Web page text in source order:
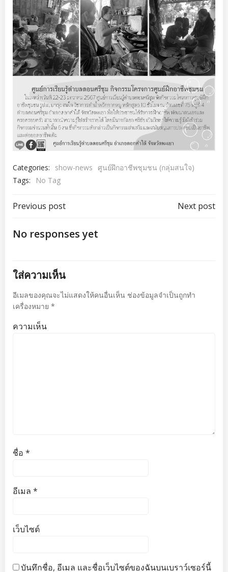
Categories: show-news ศูนย์ฝึกอาชีพชุมชน (กลุ่มสนใจ)
Tags:
No Tag
เมนู
นำทาง
Previous post Next post
No responses yet
ใส่ความเห็น
อีเมลของคุณจะไม่แสดงให้คนอื่นเห็น ช่องข้อมูลจำเป็นถูกทำ
เครื่องหมาย *
ความเห็น
ชื่อ *
อีเมล *
เว็บไซต์
บันทึกชื่อ, อีเมล และชื่อเว็บไซต์ของฉันบนเบราว์เซอร์นี้